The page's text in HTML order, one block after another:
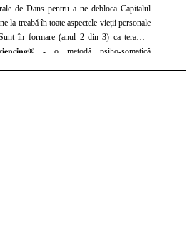
de Dans pentru a ne debloca Capitalul
la treabă în toate aspectele vieții personale
- o metodă psiho-somatică